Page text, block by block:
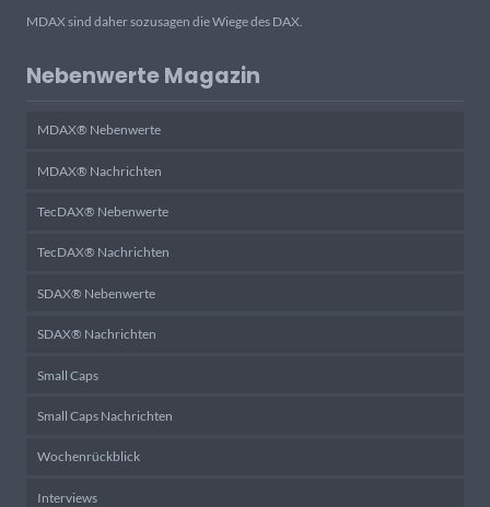
MDAX sind daher sozusagen die Wiege des DAX.
Nebenwerte Magazin
MDAX® Nebenwerte
MDAX® Nachrichten
TecDAX® Nebenwerte
TecDAX® Nachrichten
SDAX® Nebenwerte
SDAX® Nachrichten
Small Caps
Small Caps Nachrichten
Wochenrückblick
Interviews